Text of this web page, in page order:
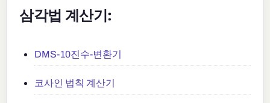
삼각법 계산기:
DMS-10진수-변환기
코사인 법칙 계산기